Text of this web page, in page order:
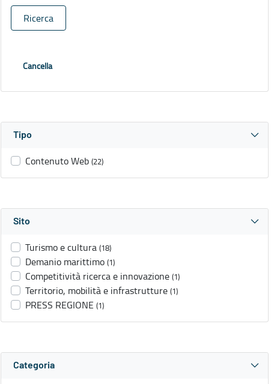
Ricerca
Cancella
Tipo
Contenuto Web (22)
Sito
Turismo e cultura (18)
Demanio marittimo (1)
Competitività ricerca e innovazione (1)
Territorio, mobilità e infrastrutture (1)
PRESS REGIONE (1)
Categoria